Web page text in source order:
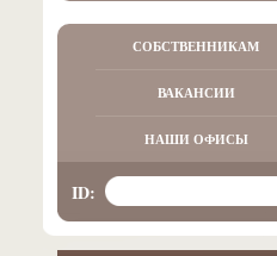
СОБСТВЕННИКАМ
ВАКАНСИИ
НАШИ ОФИСЫ
ID: